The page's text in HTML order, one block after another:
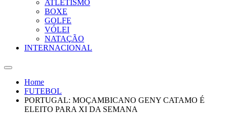
ATLETISMO
BOXE
GOLFE
VÓLEI
NATAÇÃO
INTERNACIONAL
Home
FUTEBOL
PORTUGAL: MOÇAMBICANO GENY CATAMO É
ELEITO PARA XI DA SEMANA